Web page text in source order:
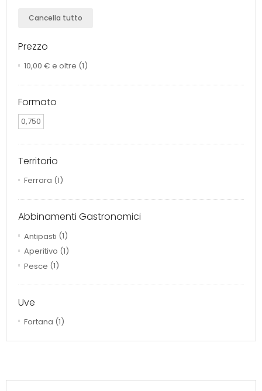
Cancella tutto
Prezzo
10,00 € e oltre (1)
Formato
0,750
Territorio
Ferrara (1)
Abbinamenti Gastronomici
Antipasti (1)
Aperitivo (1)
Pesce (1)
Uve
Fortana (1)